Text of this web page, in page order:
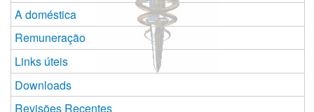
A doméstica
Remuneração
Links úteis
Downloads
Revisões Recentes